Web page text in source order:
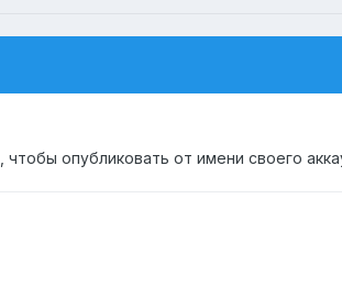
, чтобы опубликовать от имени своего